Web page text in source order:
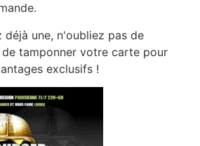
déjà une, n'oubliez pas de
tamponner votre carte pour
exclusifs !